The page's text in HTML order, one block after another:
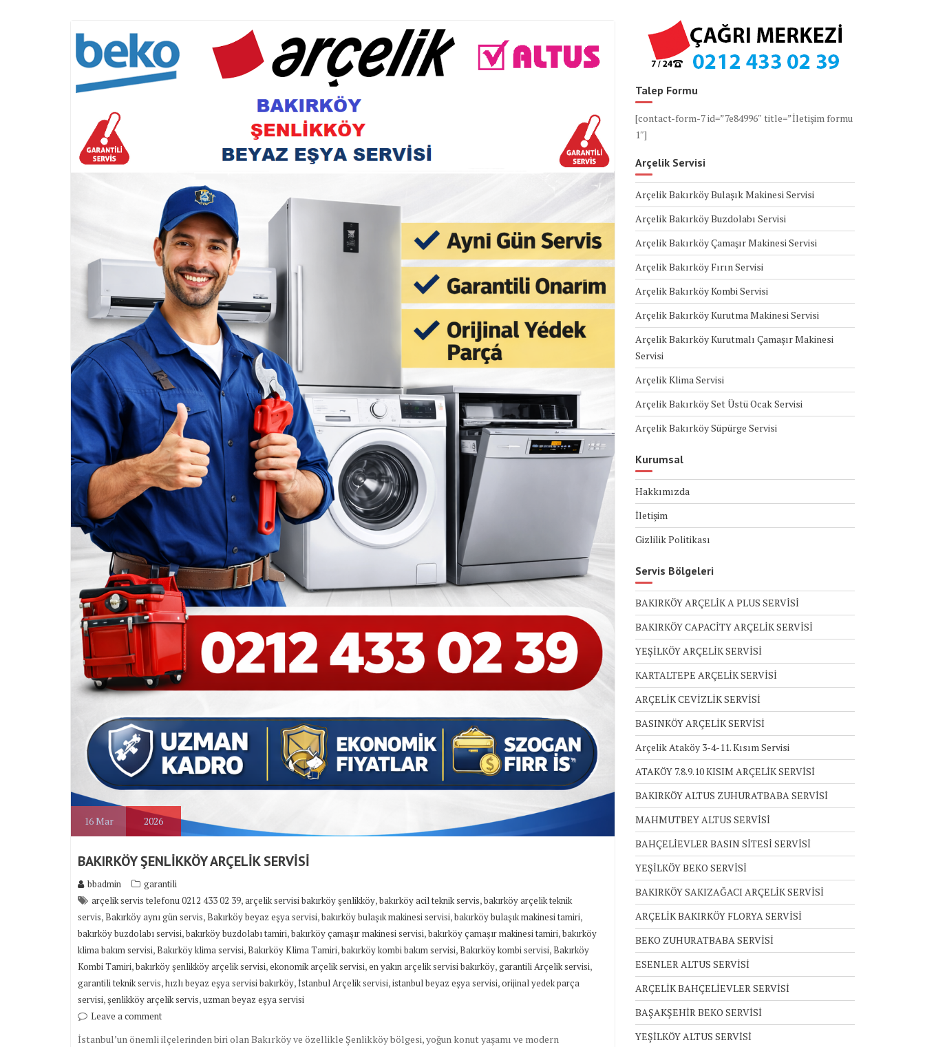
16Mar 2026
BAKIRKÖY ŞENLİKKÖY ARÇELİK SERVİSİ
bbadmin
garantili
arçelik servis telefonu 0212 433 02 39,arçelik servisi bakırköy şenlikköy,bakırköy acil teknik servis,bakırköy arçelik teknik
servis,Bakırköy aynı gün servis,Bakırköy beyaz eşya servisi,bakırköy bulaşık makinesi servisi,bakırköy bulaşık makinesi tamiri,
bakırköy buzdolabı servisi,bakırköy buzdolabı tamiri,bakırköy çamaşır makinesi servisi,bakırköy çamaşır makinesi tamiri,bakırköy
klima bakım servisi,Bakırköy klima servisi,Bakırköy Klima Tamiri,bakırköy kombi bakım servisi,Bakırköy kombi servisi,Bakırköy
Kombi Tamiri,bakırköy şenlikköy arçelik servisi,ekonomik arçelik servisi,en yakın arçelik servisi bakırköy,garantili Arçelik servisi,
garantili teknik servis,hızlı beyaz eşya servisi bakırköy,İstanbul Arçelik servisi,istanbul beyaz eşya servisi,orijinal yedek parça
servisi,şenlikköy arçelik servis,uzman beyaz eşya servisi
Leave a comment
İstanbul’un önemli ilçelerinden biri olan Bakırköy ve özellikle Şenlikköy bölgesi, yoğun konut yaşamı ve modern
Talep Formu
[contact-form-7 id=”7e84996″ title=”İletişim formu
1″]
Arçelik Servisi
Arçelik Bakırköy Bulaşık Makinesi Servisi
Arçelik Bakırköy Buzdolabı Servisi
Arçelik Bakırköy Çamaşır Makinesi Servisi
Arçelik Bakırköy Fırın Servisi
Arçelik Bakırköy Kombi Servisi
Arçelik Bakırköy Kurutma Makinesi Servisi
Arçelik Bakırköy Kurutmalı Çamaşır Makinesi
Servisi
Arçelik Klima Servisi
Arçelik Bakırköy Set Üstü Ocak Servisi
Arçelik Bakırköy Süpürge Servisi
Kurumsal
Hakkımızda
İletişim
Gizlilik Politikası
Servis Bölgeleri
BAKIRKÖY ARÇELİK A PLUS SERVİSİ
BAKIRKÖY CAPACİTY ARÇELİK SERVİSİ
YEŞİLKÖY ARÇELİK SERVİSİ
KARTALTEPE ARÇELİK SERVİSİ
ARÇELİK CEVİZLİK SERVİSİ
BASINKÖY ARÇELİK SERVİSİ
Arçelik Ataköy 3-4-11. Kısım Servisi
ATAKÖY 7.8.9.10 KISIM ARÇELİK SERVİSİ
BAKIRKÖY ALTUS ZUHURATBABA SERVİSİ
MAHMUTBEY ALTUS SERVİSİ
BAHÇELİEVLER BASIN SİTESİ SERVİSİ
YEŞİLKÖY BEKO SERVİSİ
BAKIRKÖY SAKIZAĞACI ARÇELİK SERVİSİ
ARÇELİK BAKIRKÖY FLORYA SERVİSİ
BEKO ZUHURATBABA SERVİSİ
ESENLER ALTUS SERVİSİ
ARÇELİK BAHÇELİEVLER SERVİSİ
BAŞAKŞEHİR BEKO SERVİSİ
YEŞİLKÖY ALTUS SERVİSİ